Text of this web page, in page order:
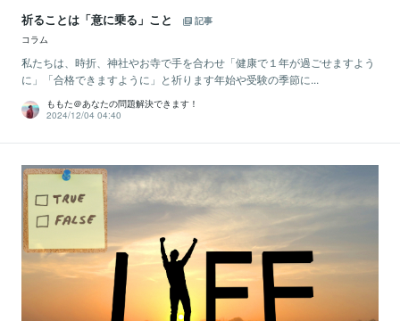
祈ることは「意に乗る」こと
記事
コラム
私たちは、時折、神社やお寺で手を合わせ「健康で１年が過ごせますよう
に」「合格できますように」と祈ります年始や受験の季節に...
ももた＠あなたの問題解決できます！
2024/12/04 04:40